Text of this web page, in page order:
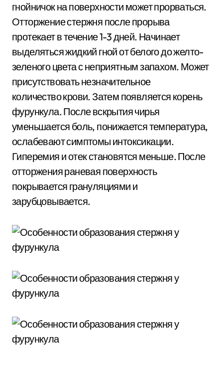
гнойничок на поверхности может прорваться.
Отторжение стержня после прорыва
протекает в течение 1-3 дней. Начинает
выделяться жидкий гной от белого до желто-
зеленого цвета с неприятным запахом. Может
присутствовать незначительное
количество крови. Затем появляется корень
фурункула. После вскрытия чирья
уменьшается боль, понижается температура,
ослабевают симптомы интоксикации.
Гиперемия и отек становятся меньше. После
отторжения раневая поверхность
покрывается грануляциями и
зарубцовывается.